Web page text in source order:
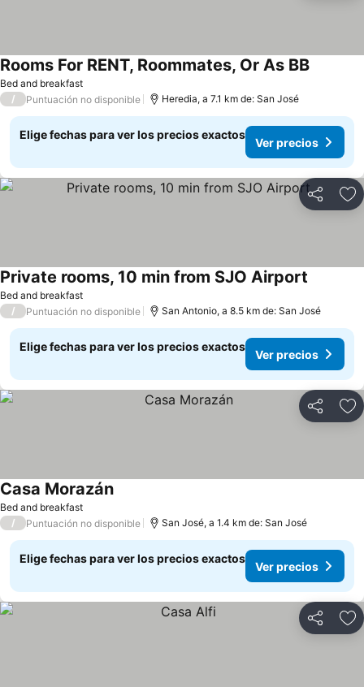
Bed and breakfast
Rooms For RENT, Roommates, Or As BB
/ Puntuación no disponible Heredia, a 7.1 km de: San José
Elige fechas para ver los precios exactos
Ver precios
Compartir
Bed and breakfast
Private rooms, 10 min from SJO Airport
/ Puntuación no disponible San Antonio, a 8.5 km de: San José
Elige fechas para ver los precios exactos
Ver precios
Compartir
Bed and breakfast
Casa Morazán
/ Puntuación no disponible San José, a 1.4 km de: San José
Elige fechas para ver los precios exactos
Ver precios
Compartir